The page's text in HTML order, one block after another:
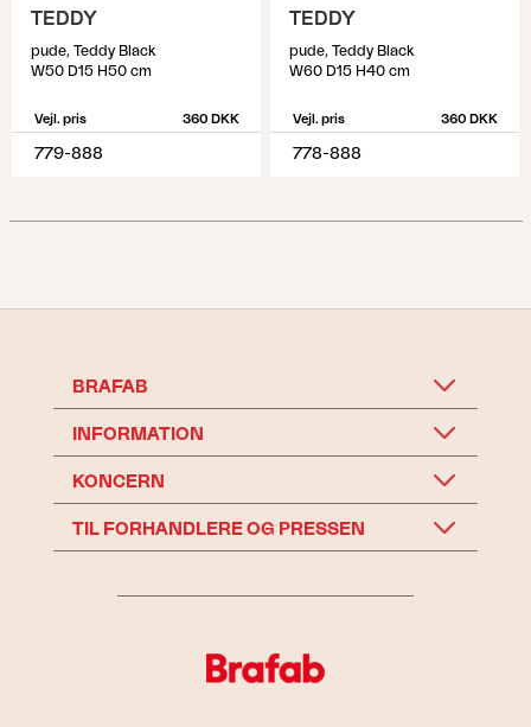
TEDDY
pude, Teddy Black
W50 D15 H50 cm
Vejl. pris 360 DKK
779-888
TEDDY
pude, Teddy Black
W60 D15 H40 cm
Vejl. pris 360 DKK
778-888
BRAFAB
INFORMATION
KONCERN
TIL FORHANDLERE OG PRESSEN